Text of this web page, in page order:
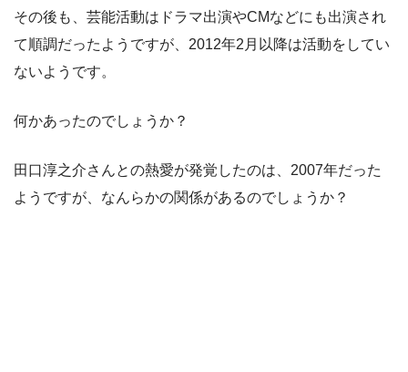
その後も、芸能活動はドラマ出演やCMなどにも出演され
て順調だったようですが、2012年2月以降は活動をしてい
ないようです。
何かあったのでしょうか？
田口淳之介さんとの熱愛が発覚したのは、2007年だった
ようですが、なんらかの関係があるのでしょうか？